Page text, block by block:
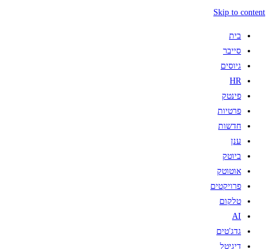
Skip to content
בית
סייבר
גיוסים
HR
פינטק
פרטיות
חדשות
ענן
ביוטק
אוטוטק
פרויקטים
טלקום
AI
גדג'טים
דיגיטל